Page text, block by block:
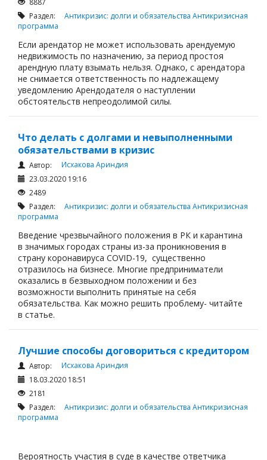
8887
Раздел: Антикризис: долги и обязательства Антикризисная
программа
Если арендатор не может использовать арендуемую
недвижимость по назначению, за период простоя
арендную плату взымать нельзя. Однако, с арендатора
не снимается ответственность по надлежащему
уведомлению Арендодателя о наступлении
обстоятельств непреодолимой силы.
Что делать с долгами и невыполненными
обязательствами в кризис
Автор:
Исхакова Ариндия
23.03.2020 19:16
2489
Раздел: Антикризис: долги и обязательства Антикризисная
программа
Введение чрезвычайного положения в РК и карантина
в значимых городах страны из-за проникновения в
страну коронавируса COVID-19, существенно
отразилось на бизнесе. Многие предприниматели
оказались в безвыходном положении и без
возможности выполнить принятые на себя
обязательства. Как можно решить проблему- читайте
в статье.
Лучшие способы договориться с кредитором
Автор:
Исхакова Ариндия
18.03.2020 18:51
2181
Раздел: Антикризис: долги и обязательства Антикризисная
программа
Вероятность участия в суде в качестве ответчика